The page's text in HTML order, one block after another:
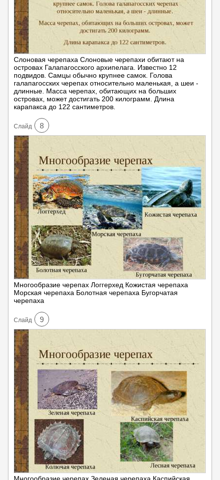
Слоновая черепаха Слоновые черепахи обитают на
островах Галапагосского архипелага. Известно 12
подвидов. Самцы обычно крупнее самок. Голова
галапагосских черепах относительно маленькая, а шеи -
длинные. Масса черепах, обитающих на больших
островах, может достигать 200 килограмм. Длина
карапакса до 122 сантиметров.
Cлайд 8
Многообразие черепах Логгерхед Кожистая черепаха
Морская черепаха Болотная черепаха Бугорчатая
черепаха
Cлайд 9
Многообразие черепах Зеленая черепаха Каспийская